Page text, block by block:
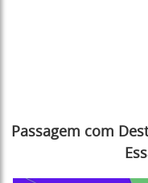
Passagem com